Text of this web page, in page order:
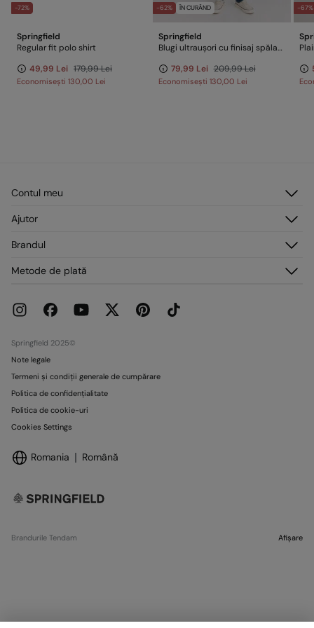
-72%
Springfield
Regular fit polo shirt
49,99 Lei 179,99 Lei
Economisești 130,00 Lei
-62% ÎN CURÂND
Springfield
Blugi ultraușori cu finisaj spălat închis slim fit
79,99 Lei 209,99 Lei
Economisești 130,00 Lei
-67%
Contul meu
Înregistrare
Adresele mele
Ajutor
Livrare
Promoții curente
Brandul
Magazine
Metode de plată
Springfield 2025©
Note legale
Termeni și condiții generale de cumpărare
Politica de confidențialitate
Politica de cookie-uri
Cookies Settings
Romania Română
Brandurile Tendam Afișare